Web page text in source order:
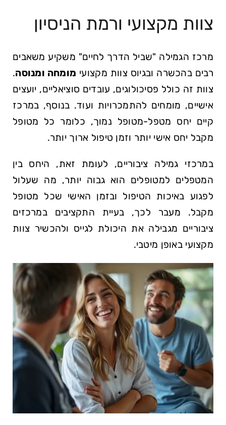
צוות מקצועי ורמת הניסיון
מרכז הגמילה "שביל הדרך לחיים" משקיע משאבים
רבים בהכשרה ובגיוס צוות מקצועי מומחה ומנוסה.
צוות זה כולל פסיכולוגים, עובדים סוציאליים, יועצים
אישיים, מומחים להתמכרויות ועוד. בנוסף, במרכז
קיים יחס מטפל-מטופל נמוך, כלומר כל מטופל
מקבל יחס אישי יותר וזמן טיפול ארוך יותר.
במרכזי גמילה ציבוריים, לעומת זאת, היחס בין
המטפלים למטופלים הוא גבוה יותר, מה שעלול
לפגוע באיכות הטיפול ובזמן האישי שכל מטופל
מקבל. מעבר לכך, בעיית התקציבים במרכזים
ציבוריים מגבילה את היכולת לגייס ולהכשיר צוות
מקצועי באופן מיטבי.